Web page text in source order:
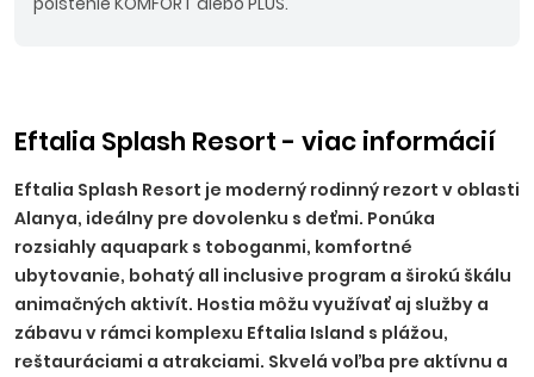
Eftalia Splash Resort - viac informácií
Eftalia Splash Resort je moderný rodinný rezort v oblasti
Alanya, ideálny pre dovolenku s deťmi. Ponúka
rozsiahly aquapark s toboganmi, komfortné
ubytovanie, bohatý all inclusive program a širokú škálu
animačných aktivít. Hostia môžu využívať aj služby a
zábavu v rámci komplexu Eftalia Island s plážou,
reštauráciami a atrakciami. Skvelá voľba pre aktívnu a